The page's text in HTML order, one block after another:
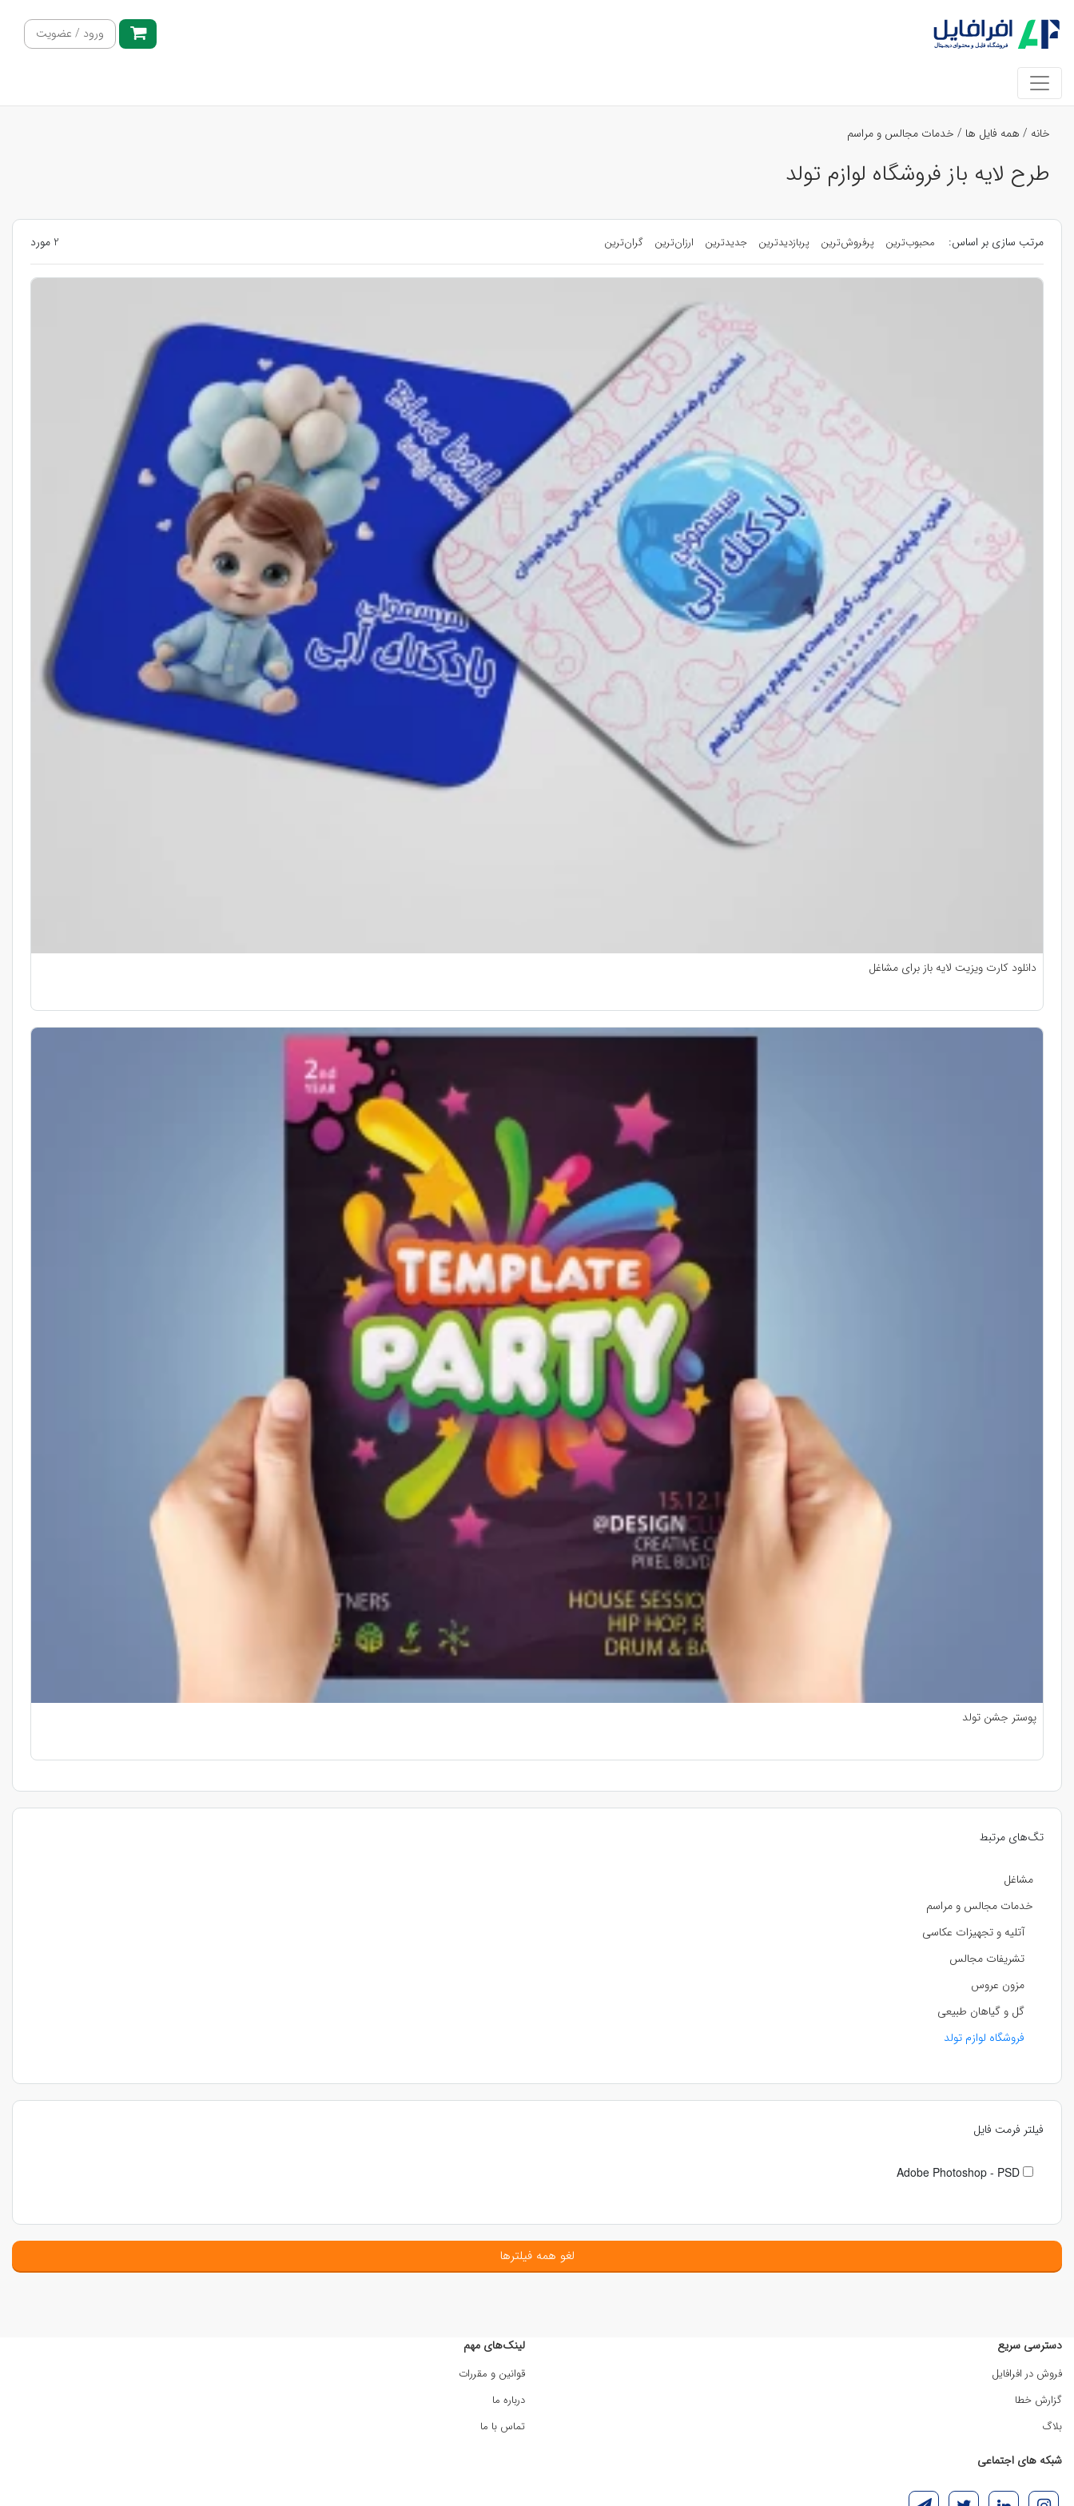
ورود / عضویت
خانه / همه فایل ها / خدمات مجالس و مراسم
طرح لایه باز فروشگاه لوازم تولد
تگ‌های مرتبط
مشاغل
خدمات مجالس و مراسم
آتلیه و تجهیزات عکاسی
تشریفات مجالس
مزون عروس
گل و گیاهان طبیعی
فروشگاه لوازم تولد
فیلتر فرمت فایل
Adobe Photoshop - PSD
لغو همه فیلترها
مرتب سازی بر اساس: محبوب‌ترین پرفروش‌ترین پربازدیدترین جدیدترین ارزان‌ترین گران‌ترین 2 مورد
دانلود کارت ویزیت لایه باز برای مشاغل
پوستر جشن تولد
دسترسی سریع
فروش در افرافایل
گزارش خطا
بلاگ
لینک‌های مهم
قوانین و مقررات
درباره ما
تماس با ما
شبکه های اجتماعی